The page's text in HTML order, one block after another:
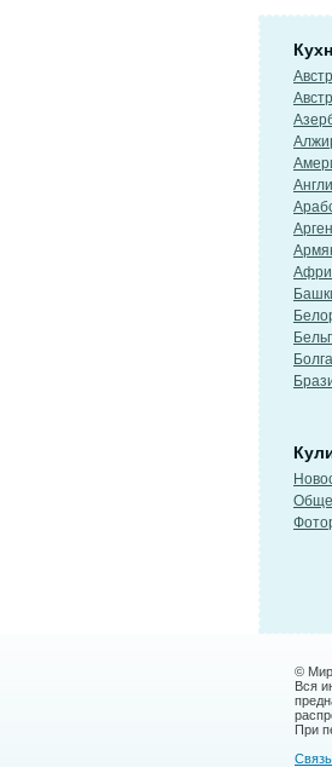
© Мир
Вся
При